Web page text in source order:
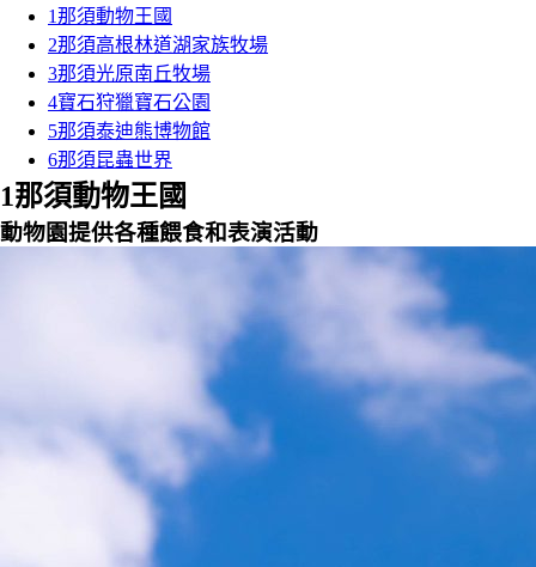
1 那須動物王國
2那須高根林道湖家族牧場
3那須光原南丘牧場
4寶石狩獵寶石公園
5那須泰迪熊博物館
6那須昆蟲世界
1那須動物王國
動物園提供各種餵食和表演活動